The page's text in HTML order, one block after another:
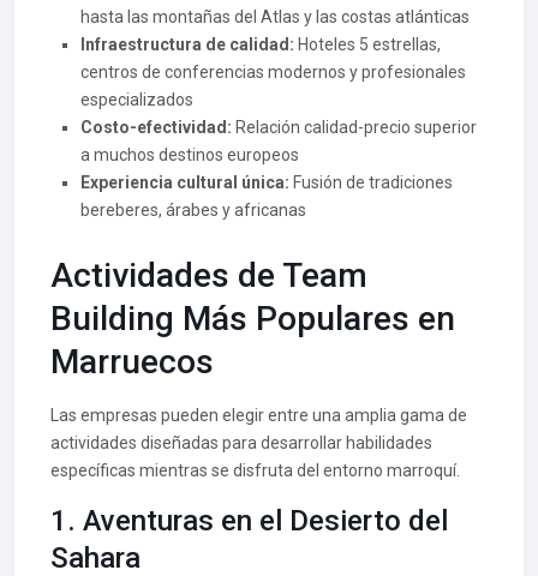
hasta las montañas del Atlas y las costas atlánticas
Infraestructura de calidad: Hoteles 5 estrellas,
centros de conferencias modernos y profesionales
especializados
Costo-efectividad: Relación calidad-precio superior
a muchos destinos europeos
Experiencia cultural única: Fusión de tradiciones
bereberes, árabes y africanas
Actividades de Team
Building Más Populares en
Marruecos
Las empresas pueden elegir entre una amplia gama de
actividades diseñadas para desarrollar habilidades
específicas mientras se disfruta del entorno marroquí.
1. Aventuras en el Desierto del
Sahara